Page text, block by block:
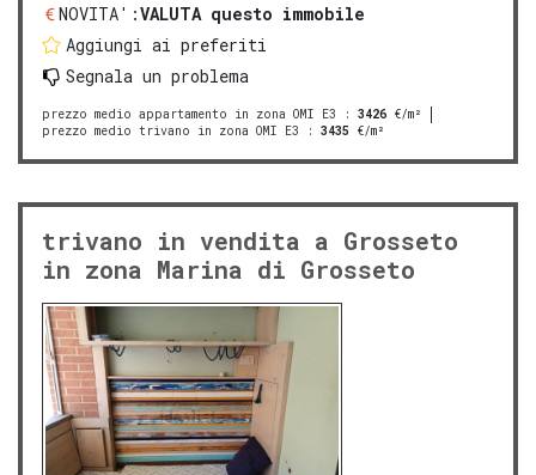
NOVITA':VALUTA questo immobile
Aggiungi ai preferiti
Segnala un problema
prezzo medio appartamento in zona OMI E3 : 3426 €/m²
prezzo medio trivano in zona OMI E3 : 3435 €/m²
trivano in vendita a Grosseto
in zona Marina di Grosseto